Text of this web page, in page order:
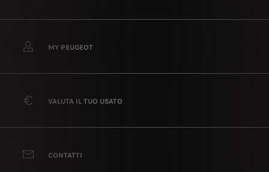
MY PEUGEOT
VALUTA IL TUO USATO
CONTATTI